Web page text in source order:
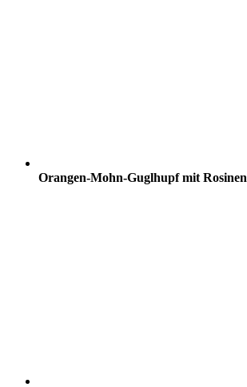
Orangen-Mohn-Guglhupf mit Rosinen